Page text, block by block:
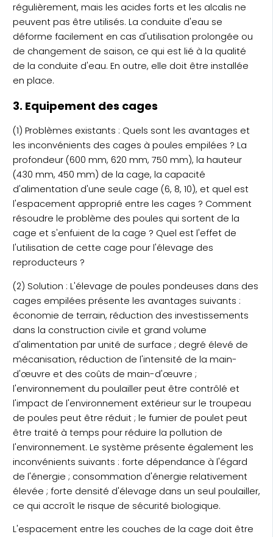
régulièrement, mais les acides forts et les alcalis ne
peuvent pas être utilisés. La conduite d'eau se
déforme facilement en cas d'utilisation prolongée ou
de changement de saison, ce qui est lié à la qualité
de la conduite d'eau. En outre, elle doit être installée
en place.
3. Equipement des cages
(1) Problèmes existants : Quels sont les avantages et
les inconvénients des cages à poules empilées ? La
profondeur (600 mm, 620 mm, 750 mm), la hauteur
(430 mm, 450 mm) de la cage, la capacité
d'alimentation d'une seule cage (6, 8, 10), et quel est
l'espacement approprié entre les cages ? Comment
résoudre le problème des poules qui sortent de la
cage et s'enfuient de la cage ? Quel est l'effet de
l'utilisation de cette cage pour l'élevage des
reproducteurs ?
(2) Solution : L'élevage de poules pondeuses dans des
cages empilées présente les avantages suivants :
économie de terrain, réduction des investissements
dans la construction civile et grand volume
d'alimentation par unité de surface ; degré élevé de
mécanisation, réduction de l'intensité de la main-
d'œuvre et des coûts de main-d'œuvre ;
l'environnement du poulailler peut être contrôlé et
l'impact de l'environnement extérieur sur le troupeau
de poules peut être réduit ; le fumier de poulet peut
être traité à temps pour réduire la pollution de
l'environnement. Le système présente également les
inconvénients suivants : forte dépendance à l'égard
de l'énergie ; consommation d'énergie relativement
élevée ; forte densité d'élevage dans un seul poulailler,
ce qui accroît le risque de sécurité biologique.
L'espacement entre les couches de la cage doit être